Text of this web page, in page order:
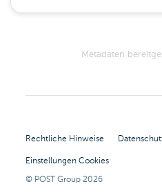
Metadaten
Rechtliche Hinweise
Einstellungen Cookies
© POST Group2026